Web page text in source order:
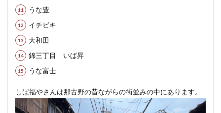
うな豊
イチビキ
大和田
錦三丁目 いば昇
うな富士
しば福やさんは那古野の昔ながらの街並みの中にあります。